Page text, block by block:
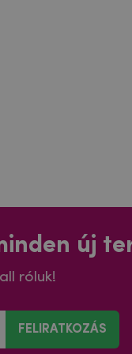
új
róluk!
FELIRATKOZÁS